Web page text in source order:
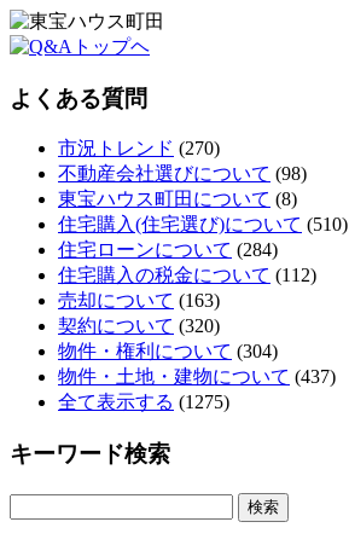
よくある質問
市況トレンド (270)
不動産会社選びについて (98)
東宝ハウス町田について (8)
住宅購入(住宅選び)について (510)
住宅ローンについて (284)
住宅購入の税金について (112)
売却について (163)
契約について (320)
物件・権利について (304)
物件・土地・建物について (437)
全て表示する (1275)
キーワード検索